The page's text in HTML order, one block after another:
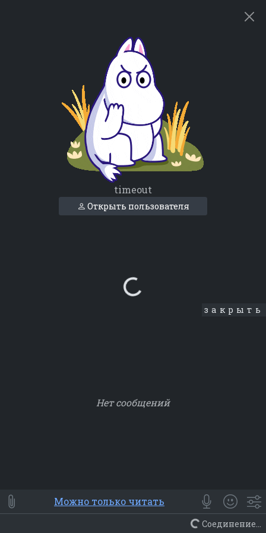
timeout
Открыть пользователя
Loading...
закрыть
Нет сообщений
⭐ Мои Smile
😀 Emoji
Смайлики
Люди Животные Еда Объекты
Можно только читать
Соединение...